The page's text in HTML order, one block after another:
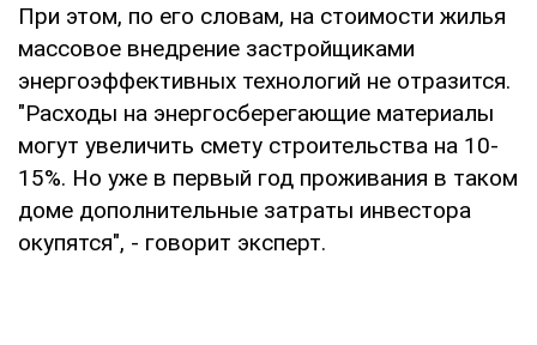
При этом, по его словам, на стоимости жилья
массовое внедрение застройщиками
энергоэффективных технологий не отразится.
"Расходы на энергосберегающие материалы
могут увеличить смету строительства на 10-
15%. Но уже в первый год проживания в таком
доме дополнительные затраты инвестора
окупятся", - говорит эксперт.